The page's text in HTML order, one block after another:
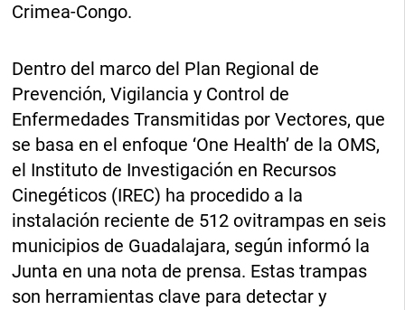
Crimea-Congo.
Dentro del marco del Plan Regional de
Prevención, Vigilancia y Control de
Enfermedades Transmitidas por Vectores, que
se basa en el enfoque ‘One Health’ de la OMS,
el Instituto de Investigación en Recursos
Cinegéticos (IREC) ha procedido a la
instalación reciente de 512 ovitrampas en seis
municipios de Guadalajara, según informó la
Junta en una nota de prensa. Estas trampas
son herramientas clave para detectar y